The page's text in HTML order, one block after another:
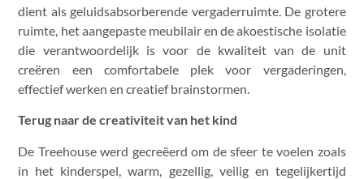
dient als geluidsabsorberende vergaderruimte. De grotere
ruimte, het aangepaste meubilair en de akoestische isolatie
die verantwoordelijk is voor de kwaliteit van de unit
creëren een comfortabele plek voor vergaderingen,
effectief werken en creatief brainstormen.
Terug naar de creativiteit van het kind
De Treehouse werd gecreëerd om de sfeer te voelen zoals
in het kinderspel, warm, gezellig, veilig en tegelijkertijd